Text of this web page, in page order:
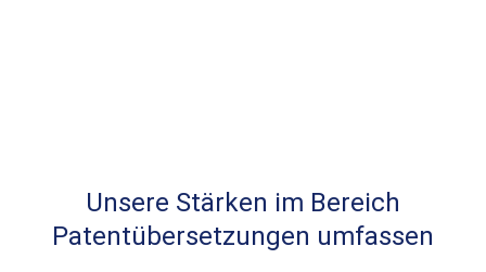
Unsere Stärken im Bereich
Patentübersetzungen umfassen